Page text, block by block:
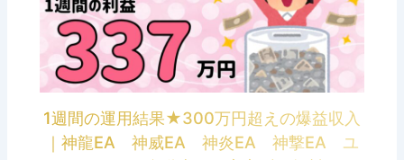
1週間の運用結果★300万円超えの爆益収入
｜神龍EA 神威EA 神炎EA 神撃EA ユ